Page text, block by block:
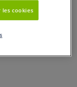
Airplac
cookies